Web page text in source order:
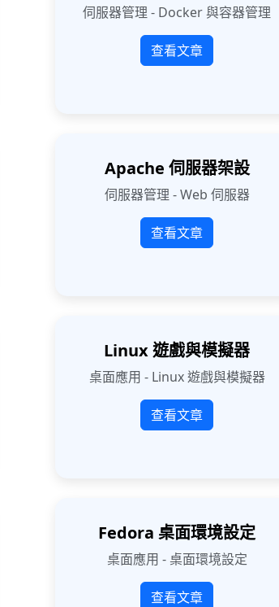
伺服器管理 - Docker 與容器管理
查看文章
Apache 伺服器架設
伺服器管理 - Web 伺服器
查看文章
Linux 遊戲與模擬器
桌面應用 - Linux 遊戲與模擬器
查看文章
Fedora 桌面環境設定
桌面應用 - 桌面環境設定
查看文章